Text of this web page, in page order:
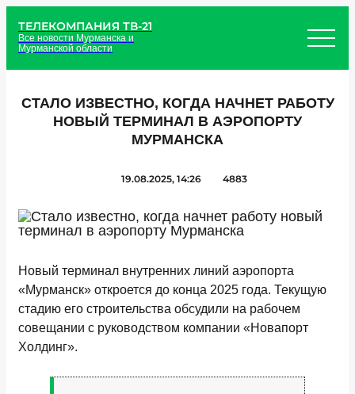
ТЕЛЕКОМПАНИЯ ТВ-21
Все новости Мурманска и
Мурманской области
СТАЛО ИЗВЕСТНО, КОГДА НАЧНЕТ РАБОТУ
НОВЫЙ ТЕРМИНАЛ В АЭРОПОРТУ
МУРМАНСКА
19.08.2025, 14:26 4883
Новый терминал внутренних линий аэропорта
«Мурманск» откроется до конца 2025 года. Текущую
стадию его строительства обсудили на рабочем
совещании с руководством компании «Новапорт
Холдинг».